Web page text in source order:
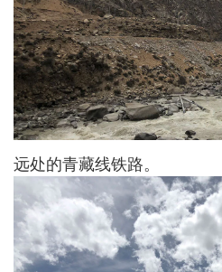
远处的青藏线铁路。